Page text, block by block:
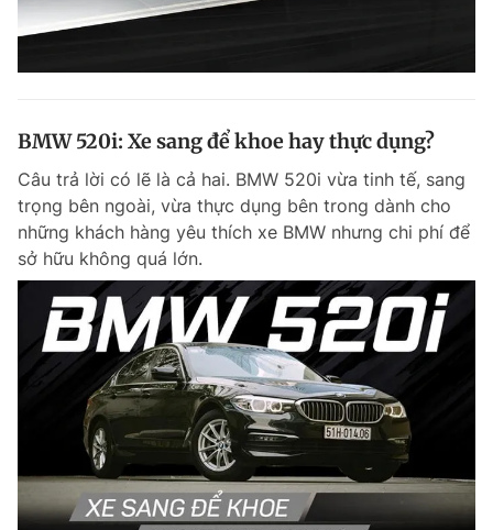
Phó tổng biên tập: Lâm Hiếu Dũng
Phó tổng biên tập: Trần Việt Hưng
Tổng thư ký tòa soạn: Đức Trung
Giấy phép xuất bản số 110/GP - BTTTT cấp ngày 24.3.2020
© 2003-2026 Bản quyền thuộc về Báo Thanh Niên. Cấm sao chép
dưới mọi hình thức nếu không có sự chấp thuận bằng văn bản.
Phát triển bởi ePi Technologies, JSC.
BMW 520i: Xe sang để khoe hay thực dụng?
Câu trả lời có lẽ là cả hai. BMW 520i vừa tinh tế, sang
trọng bên ngoài, vừa thực dụng bên trong dành cho
những khách hàng yêu thích xe BMW nhưng chi phí để
sở hữu không quá lớn.